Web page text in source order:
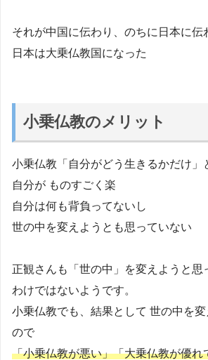
それが中国に伝わり、のちに日本に伝
日本は大乗仏教国になった
小乗仏教のメリット
小乗仏教「自分がどう生きるかだけ」
自分が ものすごく楽
自分は何も背負ってないし
世の中を変えようとも思っていない
正観さんも「世の中」を変えようと思
わけではないようです。
小乗仏教でも、結果として 世の中を変
ので
「小乗仏教が悪い」「大乗仏教が優れ